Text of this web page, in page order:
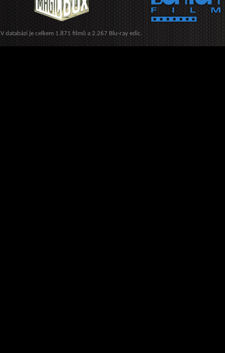
V databázi je celkem 1.871 filmů a 2.267 Blu-ray edic.